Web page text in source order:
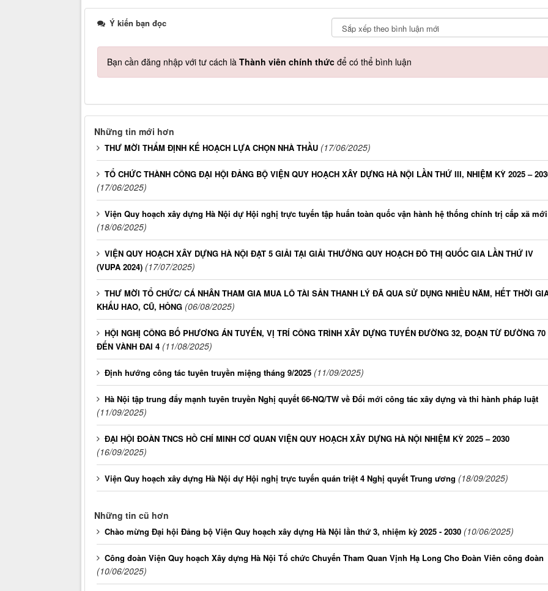
Ý kiến bạn đọc
Bạn cần đăng nhập với tư cách là Thành viên chính thức để có thể bình luận
Những tin mới hơn
THƯ MỜI THẨM ĐỊNH KẾ HOẠCH LỰA CHỌN NHÀ THẦU (17/06/2025)
TỔ CHỨC THÀNH CÔNG ĐẠI HỘI ĐẢNG BỘ VIỆN QUY HOẠCH XÂY DỰNG HÀ NỘI LẦN THỨ III, NHIỆM KỲ 2025 –
(17/06/2025)
Viện Quy hoạch xây dựng Hà Nội dự Hội nghị trực tuyến tập huấn toàn quốc vận hành hệ thống chính trị cấp xã mới
(18/06/2025)
VIỆN QUY HOẠCH XÂY DỰNG HÀ NỘI ĐẠT 5 GIẢI TẠI GIẢI THƯỞNG QUY HOẠCH ĐÔ THỊ QUỐC GIA LẦN THỨ IV
(VUPA 2024) (17/07/2025)
THƯ MỜI TỔ CHỨC/ CÁ NHÂN THAM GIA MUA LÔ TÀI SẢN THANH LÝ ĐÃ QUA SỬ DỤNG NHIỀU NĂM, HẾT THỜI
KHẤU HAO, CŨ, HỎNG (06/08/2025)
HỘI NGHỊ CÔNG BỐ PHƯƠNG ÁN TUYẾN, VỊ TRÍ CÔNG TRÌNH XÂY DỰNG TUYẾN ĐƯỜNG 32, ĐOẠN TỪ ĐƯỜNG 70
ĐẾN VÀNH ĐAI 4 (11/08/2025)
Định hướng công tác tuyên truyền miệng tháng 9/2025 (11/09/2025)
Hà Nội tập trung đẩy mạnh tuyên truyền Nghị quyết 66-NQ/TW về Đổi mới công tác xây dựng và thi hành pháp luật
(11/09/2025)
ĐẠI HỘI ĐOÀN TNCS HỒ CHÍ MINH CƠ QUAN VIỆN QUY HOẠCH XÂY DỰNG HÀ NỘI NHIỆM KỲ 2025 – 2030
(16/09/2025)
Viện Quy hoạch xây dựng Hà Nội dự Hội nghị trực tuyến quán triệt 4 Nghị quyết Trung ương (18/09/2025)
Những tin cũ hơn
Chào mừng Đại hội Đảng bộ Viện Quy hoạch xây dựng Hà Nội lần thứ 3, nhiệm kỳ 2025 - 2030 (10/06/2025)
Công đoàn Viện Quy hoạch Xây dựng Hà Nội Tổ chức Chuyến Tham Quan Vịnh Hạ Long Cho Đoàn Viên công đoàn
(10/06/2025)